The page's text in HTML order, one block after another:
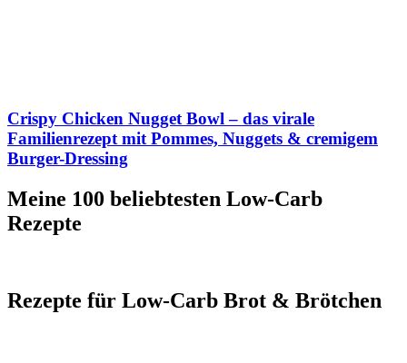
Crispy Chicken Nugget Bowl – das virale
Familienrezept mit Pommes, Nuggets & cremigem
Burger-Dressing
Meine 100 beliebtesten Low-Carb
Rezepte
Rezepte für Low-Carb Brot & Brötchen